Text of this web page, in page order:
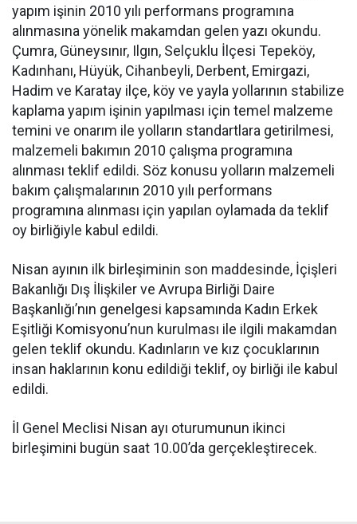
yapım işinin 2010 yılı performans programına
alınmasına yönelik makamdan gelen yazı okundu.
Çumra, Güneysınır, Ilgın, Selçuklu İlçesi Tepeköy,
Kadınhanı, Hüyük, Cihanbeyli, Derbent, Emirgazi,
Hadim ve Karatay ilçe, köy ve yayla yollarının stabilize
kaplama yapım işinin yapılması için temel malzeme
temini ve onarım ile yolların standartlara getirilmesi,
malzemeli bakımın 2010 çalışma programına
alınması teklif edildi. Söz konusu yolların malzemeli
bakım çalışmalarının 2010 yılı performans
programına alınması için yapılan oylamada da teklif
oy birliğiyle kabul edildi.
Nisan ayının ilk birleşiminin son maddesinde, İçişleri
Bakanlığı Dış İlişkiler ve Avrupa Birliği Daire
Başkanlığı’nın genelgesi kapsamında Kadın Erkek
Eşitliği Komisyonu’nun kurulması ile ilgili makamdan
gelen teklif okundu. Kadınların ve kız çocuklarının
insan haklarının konu edildiği teklif, oy birliği ile kabul
edildi.
İl Genel Meclisi Nisan ayı oturumunun ikinci
birleşimini bugün saat 10.00’da gerçekleştirecek.